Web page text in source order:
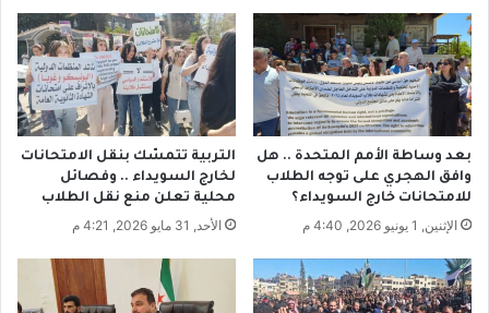
ء
م
س
ت
ش
ف
ى
"
ب
ل
ة
"
ه
م
ع
"
ب
د
ر
و
ن
"
:
بعد وساطة الأمم المتحدة .. هل
وافق الهجري على توجه الطلاب
للامتحانات خارج السويداء؟
الإثنين, 1 يونيو 2026, 4:40 م
التربية تتمسّك بنقل الامتحانات
لخارج السويداء .. وفصائل
محلية تعلن منع نقل الطلاب
الأحد, 31 مايو 2026, 4:21 م